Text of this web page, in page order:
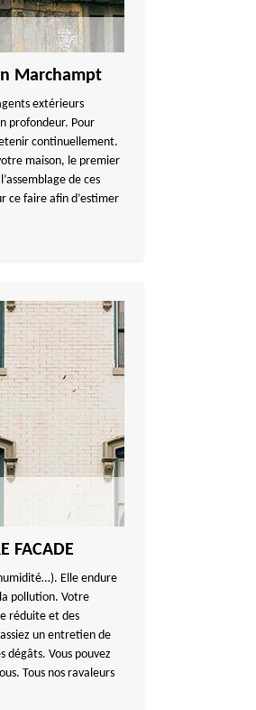
Marchampt
extérieurs
profondeur. Pour
continuellement.
maison, le premier
de ces
ce faire afin d’estimer
FACADE
Elle endure
pollution. Votre
réduite et des
un entretien de
dégâts. Vous pouvez
Tous nos ravaleurs